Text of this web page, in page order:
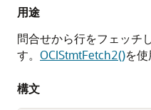
用途
問合せから行をフェッチ
す。 OCIStmtFetch2()を使
構文